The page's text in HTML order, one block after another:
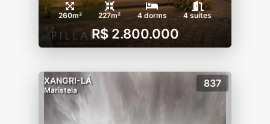
260m² 227m² 4 dorms 4 suítes
R$ 2.800.000
XANGRI-LÁ
Maristela
837